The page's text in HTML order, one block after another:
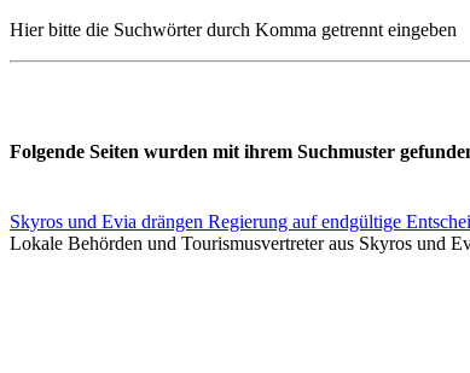
Hier bitte die Suchwörter durch Komma getrennt eingeben
Folgende Seiten wurden mit ihrem Suchmuster
Skyros und Evia drängen Regierung auf endgültige
Lokale Behörden und Tourismusvertreter aus Skyros und